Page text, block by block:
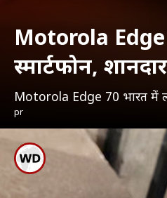
Motorola Edge
स्मार्टफोन,
Motorola Edge 70 भारत में
pr
स्लिम और